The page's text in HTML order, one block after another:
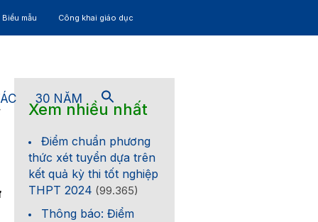
mẫu Công khai giáo dục
30 NĂM
Xem nhiều nhất
Điểm chuẩn phương
thức xét tuyển dựa trên
kết quả kỳ thi tốt nghiệp
THPT 2024 (99.365)
Thông báo: Điểm